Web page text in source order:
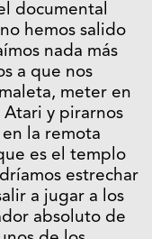
documental
hemos salido
nada más
a que nos
meter en
Atari y pirarnos
en la remota
es el templo
estrechar
a jugar a los
absoluto de